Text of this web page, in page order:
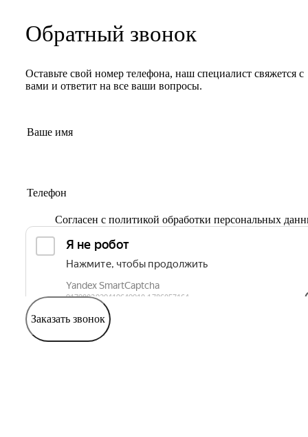
Обратный звонок
Оставьте свой номер телефона, наш специалист свяжется с
вами и ответит на все ваши вопросы.
Согласен с политикой обработки персональных
Заказать звонок